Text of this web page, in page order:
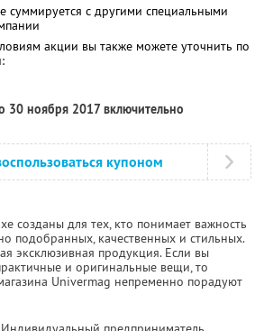
суммируется с другими специальными
акции вы также можете уточнить по
30 ноября 2017 включительно
купоном
созданы для тех, кто понимает важность
подобранных, качественных и стильных.
эксклюзивная продукция. Если вы
и оригинальные вещи, то
Univermag непременно порадуют